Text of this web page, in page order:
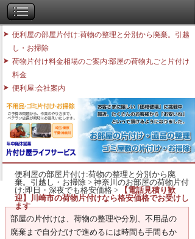
便利屋の部屋片付け:荷物の整理と分別から廃棄。引越
し・お掃除
荷物片付け料金相場のご案内:部屋の荷物丸ごと片付け
料金
便利屋:会社案内
便利屋の部屋片付け:荷物の整理と分別から廃
棄。引越し・お掃除 > 神奈川のお部屋の荷物片付
け:即日・深夜でも格安価格 >
【電話見積り歓
迎】川崎市の荷物片付けなら格安価格でお受けし
ます
部屋の片付けは、荷物の整理や分別、不用品の
廃棄まで自分だけで進めるには時間も手間もか